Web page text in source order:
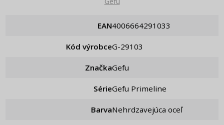
EAN 4006664291033
Kód výrobce g-29103
Značka Gefu
Série Gefu Primeline
Barva Nehrdzavejúca oceľ